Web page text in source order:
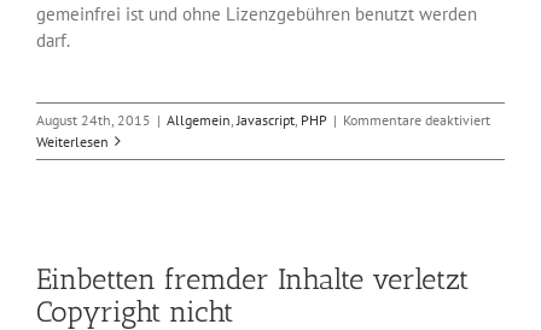
gemeinfrei ist und ohne Lizenzgebühren benutzt werden
darf.
August 24th, 2015 | Allgemein Javascript PHP | Kommentare deaktiviertfür
Weiterlesen
Einbetten fremder Inhalte verletzt
Copyright nicht